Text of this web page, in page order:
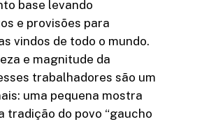
base levando
e provisões para
vindos de todo o mundo.
e magnitude da
trabalhadores são um
uma pequena mostra
tradição do povo “gaucho